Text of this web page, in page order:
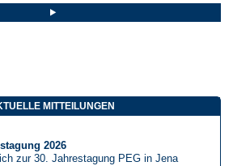
MITTEILUNGEN
2026
zur 30. Jahrestagung PEG in Jena